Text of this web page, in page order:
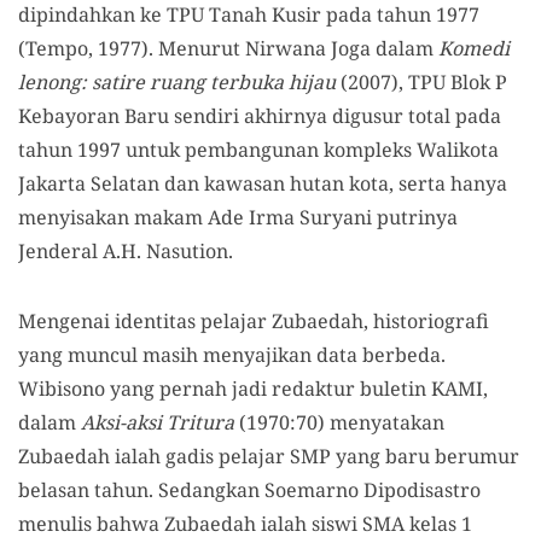
dipindahkan ke TPU Tanah Kusir pada tahun 1977
(Tempo, 1977). Menurut Nirwana Joga dalamKomedi
lenong: satire ruang terbuka hijau(2007), TPU Blok P
Kebayoran Baru sendiri akhirnya digusur total pada
tahun 1997 untuk pembangunan kompleks Walikota
Jakarta Selatan dan kawasan hutan kota, serta hanya
menyisakan makam Ade Irma Suryani putrinya
Jenderal A.H. Nasution.
Mengenai identitas pelajar Zubaedah, historiografi
yang muncul masih menyajikan data berbeda.
Wibisono yang pernah jadi redaktur buletin KAMI,
dalamAksi-aksi Tritura (1970:70) menyatakan
Zubaedah ialah gadis pelajar SMP yang baru berumur
belasan tahun. Sedangkan Soemarno Dipodisastro
menulis bahwa Zubaedah ialah siswi SMA kelas 1